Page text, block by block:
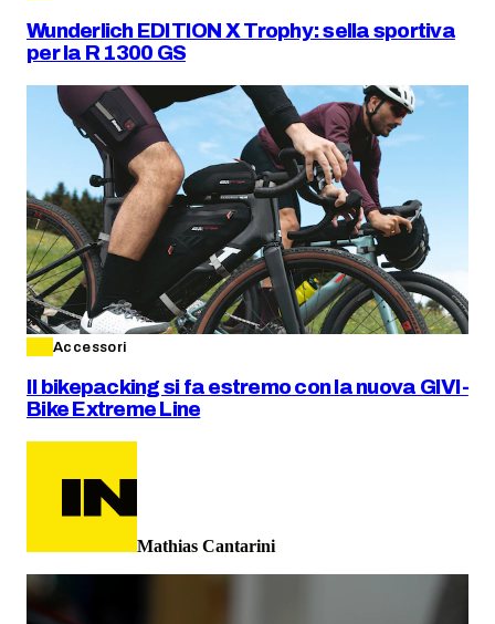
Wunderlich EDITION X Trophy: sella sportiva
per la R 1300 GS
Accessori
Il bikepacking si fa estremo con la nuova GIVI-
Bike Extreme Line
Mathias Cantarini